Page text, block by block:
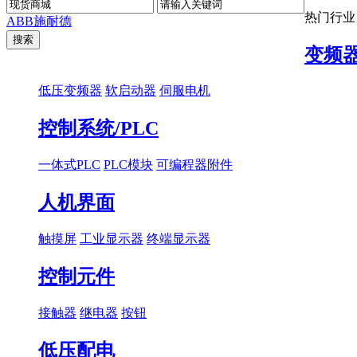
ABB施耐德
热门行业
变频
低压变频器 软启动器 伺服电机
控制系统/PLC
一体式PLC PLC模块 可编程器附件
人机界面
触摸屏 工业显示器 终端显示器
控制元件
接触器 继电器 按钮
低压配电